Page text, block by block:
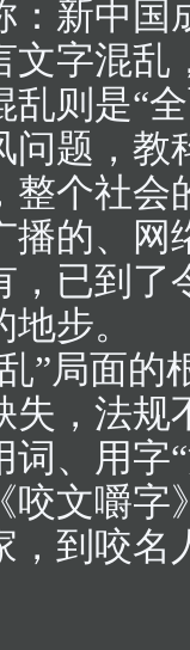
：新中国
文字混乱
乱则是“
问题，教
整个社会
播的、网
，已到了
步。
”局面的
失，法规
词、用字
咬文嚼
，到咬名